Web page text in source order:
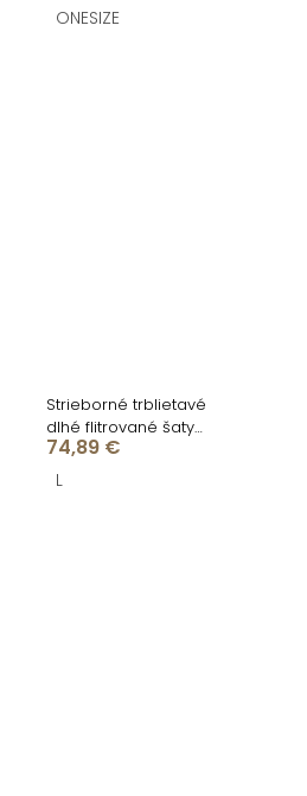
ONESIZE
Strieborné trblietavé
dlhé flitrované šaty
MODEFLAH
74,89 €
L